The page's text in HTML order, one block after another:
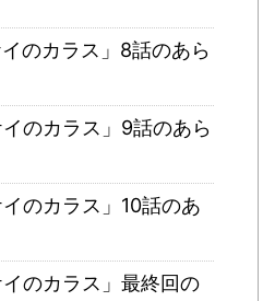
のカラス」8話のあら
のカラス」9話のあら
のカラス」10話のあ
のカラス」最終回の